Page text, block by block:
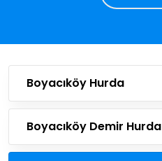
Boyacıköy Hurda
Boyacıköy Demir Hurda